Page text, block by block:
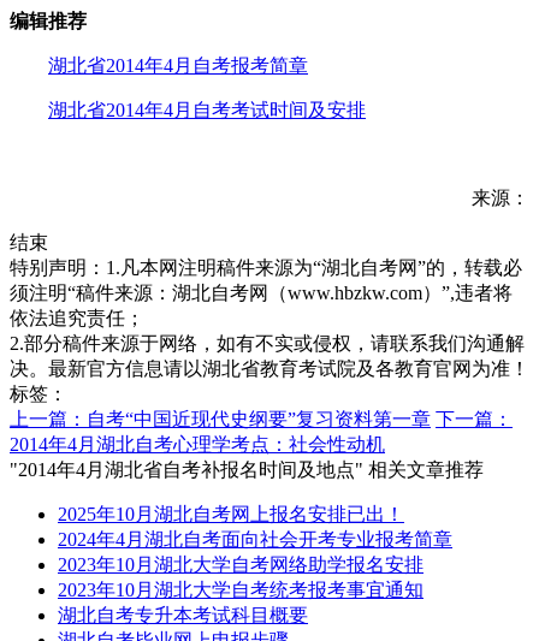
编辑推荐
湖北省2014年4月自考报考简章
湖北省2014年4月自考考试时间及安排
来源：
结束
特别声明：1.凡本网注明稿件来源为“湖北自考网”的，转载必
须注明“稿件来源：湖北自考网（www.hbzkw.com）”,违者将
依法追究责任；
2.部分稿件来源于网络，如有不实或侵权，请联系我们沟通解
决。最新官方信息请以湖北省教育考试院及各教育官网为准！
标签：
上一篇：自考“中国近现代史纲要”复习资料第一章 下一篇：
2014年4月湖北自考心理学考点：社会性动机
"2014年4月湖北省自考补报名时间及地点" 相关文章推荐
2025年10月湖北自考网上报名安排已出！
2024年4月湖北自考面向社会开考专业报考简章
2023年10月湖北大学自考网络助学报名安排
2023年10月湖北大学自考统考报考事宜通知
湖北自考专升本考试科目概要